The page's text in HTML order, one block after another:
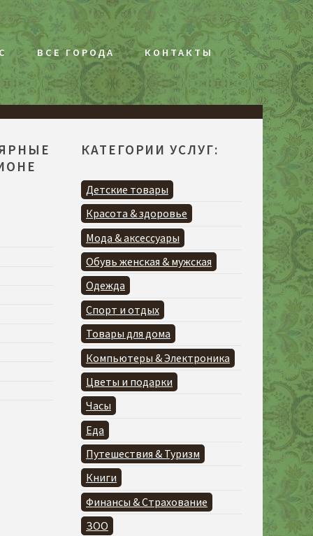
ВСЕ ГОРОДА КОНТАКТЫ
КАТЕГОРИИ УСЛУГ:
Детские товары
Красота & здоровье
Мода & аксессуары
Обувь женская & мужская
Одежда
Спорт и отдых
Товары для дома
Компьютеры & Электроника
Цветы и подарки
Часы
Еда
Путешествия & Туризм
Книги
Финансы & Страхование
ЗОО